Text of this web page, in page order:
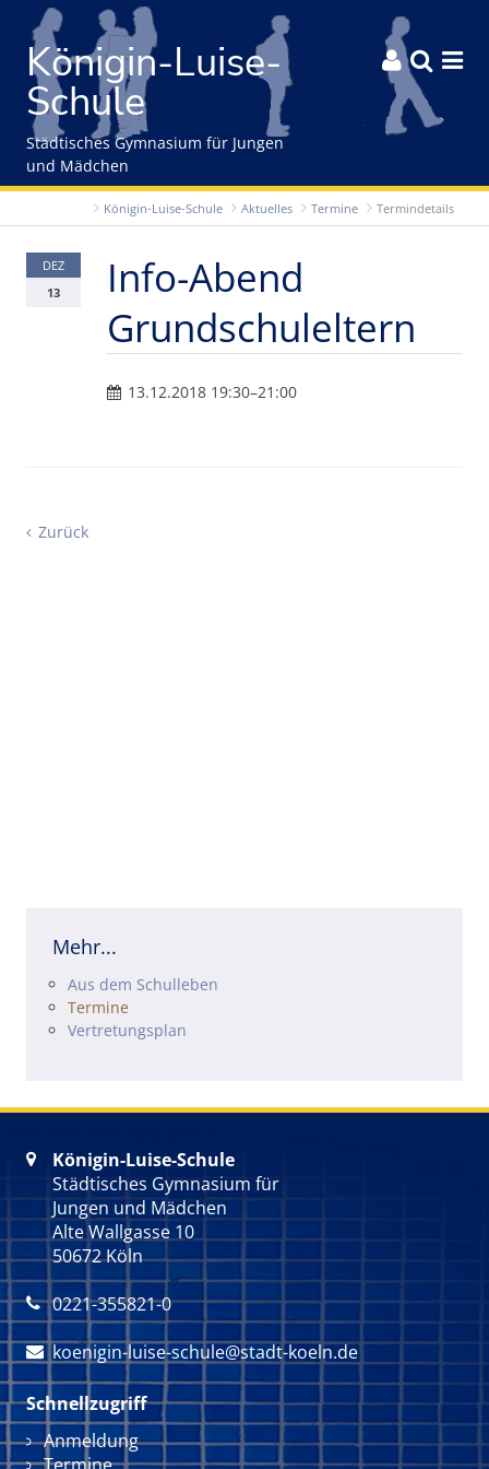
Gleich zum Inhalt der Seite springen
Königin-Luise-
Schule
  
Städtisches Gymnasium für Jungen
und Mädchen
Königin-Luise-Schule Aktuelles Termine Termindetails
DEZ
13
Info-Abend
Grundschuleltern
13.12.2018 19:30–21:00
Zurück
Mehr...
Navigation überspringen
Aus dem Schulleben
Termine
Vertretungsplan

Königin-Luise-Schule
Städtisches Gymnasium für
Jungen und Mädchen
Alte Wallgasse 10
50672 Köln
 0221-355821-0
 koenigin-luise-schule@stadt-koeln.de
Schnellzugriff
Navigation überspringen
Anmeldung